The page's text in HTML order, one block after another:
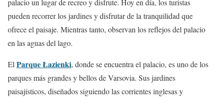
pueden recorrer los jardines y disfrutar de la tranquilidad que
ofrece el paisaje. Mientras tanto, observan los reflejos del palacio
en las aguas del lago.
El Parque Łazienki, donde se encuentra el palacio, es uno de los
parques más grandes y bellos de Varsovia. Sus jardines
paisajísticos, diseñados siguiendo las corrientes inglesas y